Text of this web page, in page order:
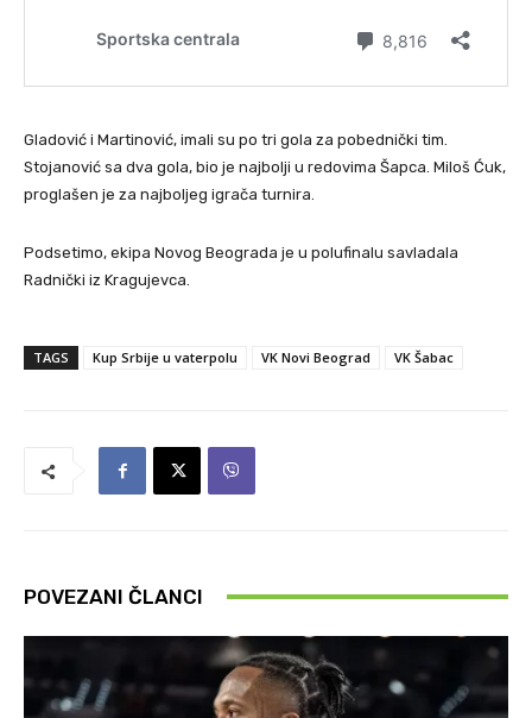
Gladović i Martinović, imali su po tri gola za pobednički tim.
Stojanović sa dva gola, bio je najbolji u redovima Šapca. Miloš Ćuk,
proglašen je za najboljeg igrača turnira.
Podsetimo, ekipa Novog Beograda je u polufinalu savladala
Radnički iz Kragujevca.
TAGS Kup Srbije u vaterpolu VK Novi Beograd VK Šabac
POVEZANI ČLANCI